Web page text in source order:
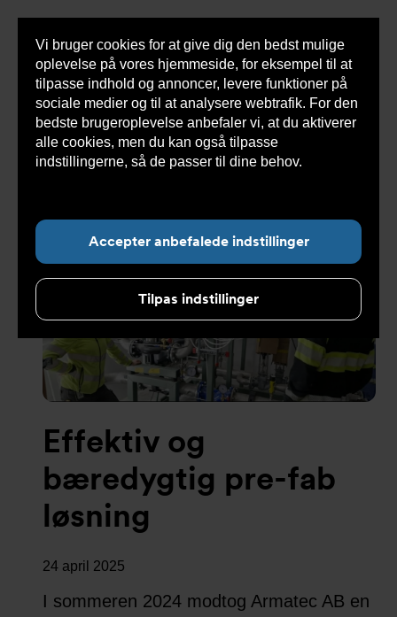
Vi bruger cookies for at give dig den bedst mulige
oplevelse på vores hjemmeside, for eksempel til at
tilpasse indhold og annoncer, levere funktioner på
sociale medier og til at analysere webtrafik. For den
bedste brugeroplevelse anbefaler vi, at du aktiverer
alle cookies, men du kan også tilpasse
indstillingerne, så de passer til dine behov.
Accepter anbefalede indstillinger
Tilpas indstillinger
Du
her:
Armatec > Om Armatec > Kunde cases >
Effektiv
og bæredygtig pre-fab løsning
Effektiv og
bæredygtig pre-fab
løsning
24 april 2025
I sommeren 2024 modtog Armatec AB en